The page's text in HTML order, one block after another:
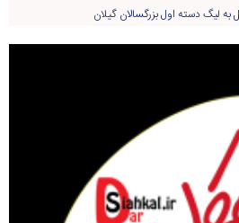
لیگ دسته اول بزرگسالان گیلان